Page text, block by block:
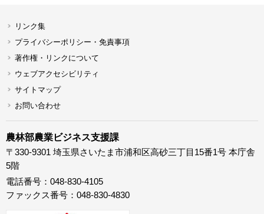
リンク集
プライバシーポリシー・免責事項
著作権・リンクについて
ウェブアクセシビリティ
サイトマップ
お問い合わせ
農林部農業ビジネス支援課
〒330-9301 埼玉県さいたま市浦和区高砂三丁目15番1号 本庁舎
5階
電話番号：048-830-4105
ファックス番号：048-830-4830